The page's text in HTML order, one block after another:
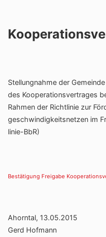
Stel­lung­nahme der
des Koope­ra­ti­ons­ver­trages
Rahmen der Richt­linie zur
ge­schwin­dig­keits­netzen im
linie-BbR)
Bestä­ti­gung Frei­gabe
Ahorntal, 13.05.2015
Gerd Hofmann